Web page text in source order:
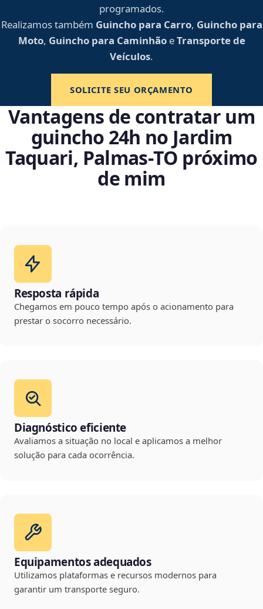
programados.
Realizamos também Guincho para Carro, Guincho para
Moto, Guincho para CaminhãoeTransporte de
Veículos.
SOLICITE SEU ORÇAMENTO
Vantagens de contratar um
guincho 24h no Jardim
Taquari, Palmas‑TO próximo
de mim
Resposta rápida
Chegamos em pouco tempo após o acionamento para
prestar o socorro necessário.
Diagnóstico eficiente
Avaliamos a situação no local e aplicamos a melhor
solução para cada ocorrência.
Equipamentos adequados
Utilizamos plataformas e recursos modernos para
garantir um transporte seguro.